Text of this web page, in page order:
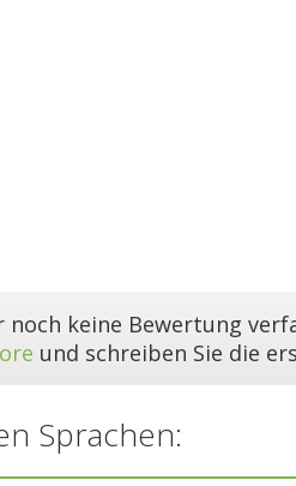
keine Bewertung
und schreiben Sie die
Sprachen: